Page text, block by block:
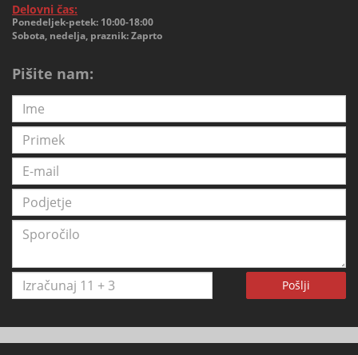
Delovni čas:
Ponedeljek-petek: 10:00-18:00
Sobota, nedelja, praznik: Zaprto
Pišite nam:
Pošlji